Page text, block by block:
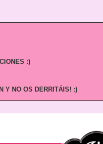
:)
Y NO OS DERRITÁIS! :)